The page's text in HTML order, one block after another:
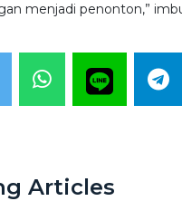
menjadi penonton,”
Articles